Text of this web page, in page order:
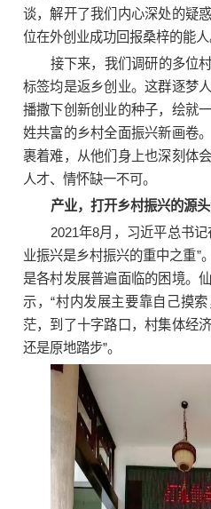
谈，解开了我们内心深处的疑
位在外创业成功回报桑梓的能人
接下来，我们调研的多位
标签均是返乡创业。这群逐梦
播撒下创新创业的种子，绘就
姓共富的乡村全面振兴新画卷
裹着难，从他们身上也深刻体
人才、情怀缺一不可。
产业，打开乡村振兴的源
2021年8月，习近平总书
业振兴是乡村振兴的重中之重”
是各村发展普遍面临的困境。
示，“村内发展主要靠自己摸
茫，到了十字路口，村集体经
还是原地踏步”。